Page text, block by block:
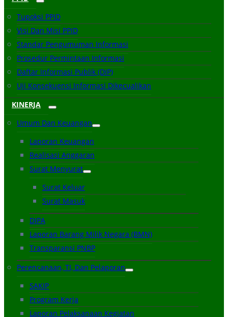
Tupoksi PPID
Visi Dan Misi PPID
Standar Pengumuman Informasi
Prosedur Permintaan Informasi
Daftar Informasi Publik (DIP)
Uji Konsekuensi Informasi Dikecualikan
KINERJA
Umum Dan Keuangan
Laporan Keuangan
Realisasi Anggaran
Surat Menyurat
Surat Keluar
Surat Masuk
DIPA
Laporan Barang Milik Negara (BMN)
Transparansi PNBP
Perencanaan, TI, Dan Pelaporan
SAKIP
Program Kerja
Laporan Pelaksanaan Kegiatan